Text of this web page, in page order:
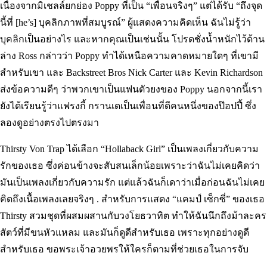
เนื่องจากมิเชลล์ยกย่อง Poppy ที่เป็น “เพื่อนจริงๆ” แต่ได้รับ “ถึงจุด
นี้ที่ [he’s] บุคลิกภาพที่สมบูรณ์” ผู้แสดงความคิดเห็น ฉันไม่รู้ว่า
บุคลิกเป็นอย่างไร และหากคุณเป็นเช่นนั้น โปรดชั่งน้ำหนักไว้ด้าน
ล่าง Ross กล่าวว่า Poppy ทำได้เหนือความคาดหมายใดๆ ที่เขามี
สำหรับเขา และ Backstreet Bros Nick Carter และ Kevin Richardson
ส่งข้อความดีๆ ว่าพวกเขาเป็นแฟนตัวยงของ Poppy นอกจากนี้เรา
ยังได้เรียนรู้ว่าแฟรงกี้ กรานเดเป็นเพื่อนที่ดีคนหนึ่งของป๊อปปี้ ซึ่ง
ลองดูอย่างตรงไปตรงมา
Thirsty Von Trap ได้เลือก “Hollaback Girl” เป็นเพลงเกี่ยวกับความ
รักของเธอ ซึ่งค่อนข้างจะสับสนเล็กน้อยเพราะว่าฉันไม่เคยคิดว่า
มันเป็นเพลงเกี่ยวกับความรัก แต่แล้วฉันก็เดาว่าเมื่อก่อนฉันไม่เคย
คิดถึงเนื้อเพลงเลยจริงๆ . สำหรับการแสดง “แคมป์ เซ็กซี่” ของเธอ
Thirsty สวมชุดที่ผสมผสานกับวงโยธวาทิต ทำให้ฉันนึกถึงม้าละคร
สัตว์ที่มีขนหัวแหลม และมันก็ดูดีสำหรับเธอ เพราะทุกอย่างดูดี
สำหรับเธอ ขอพระเจ้าอวยพรให้ใครก็ตามที่ช่วยเธอในการจับ